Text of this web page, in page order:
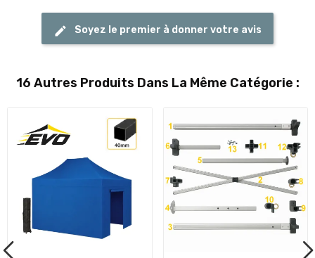
Soyez le premier à donner votre avis
16 Autres Produits Dans La Même Catégorie :